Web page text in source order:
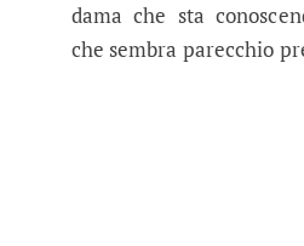
dama che sta
che sembra parecchio